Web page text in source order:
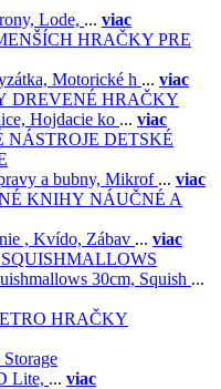
Lode, ... viac
HRAČKY PRE
Motorické h ... viac
DREVENÉ HRAČKY
Hojdacie ko ... viac
DETSKÉ
a bubny, Mikrof ... viac
NÁUČNÉ A
, Kvído, Zábav ... viac
SQUISHMALLOWS
30cm, Squish ...
HRAČKY
Lite, ... viac